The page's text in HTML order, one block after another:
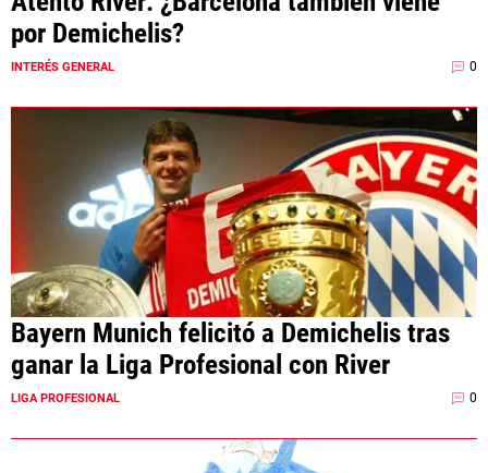
por Demichelis?
INTERÉS GENERAL 0
Bayern Munich felicitó a Demichelis tras
ganar la Liga Profesional con River
LIGA PROFESIONAL 0